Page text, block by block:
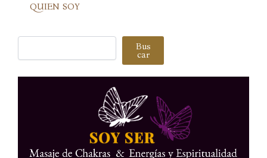
QUIEN SOY
Buscar Bus
car